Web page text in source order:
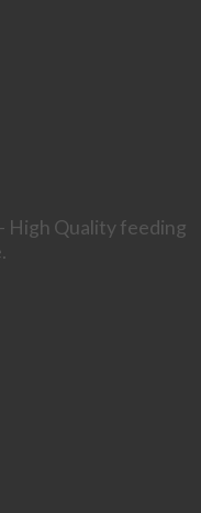
- High Quality feeding